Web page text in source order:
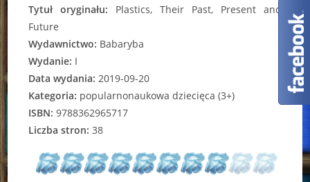
Tytuł oryginału: Plastics, Their Past, Present and
Future
Wydawnictwo: Babaryba
Wydanie: I
Data wydania: 2019-09-20
Kategoria: popularnonaukowa dziecięca (3+)
ISBN: 9788362965717
Liczba stron: 38